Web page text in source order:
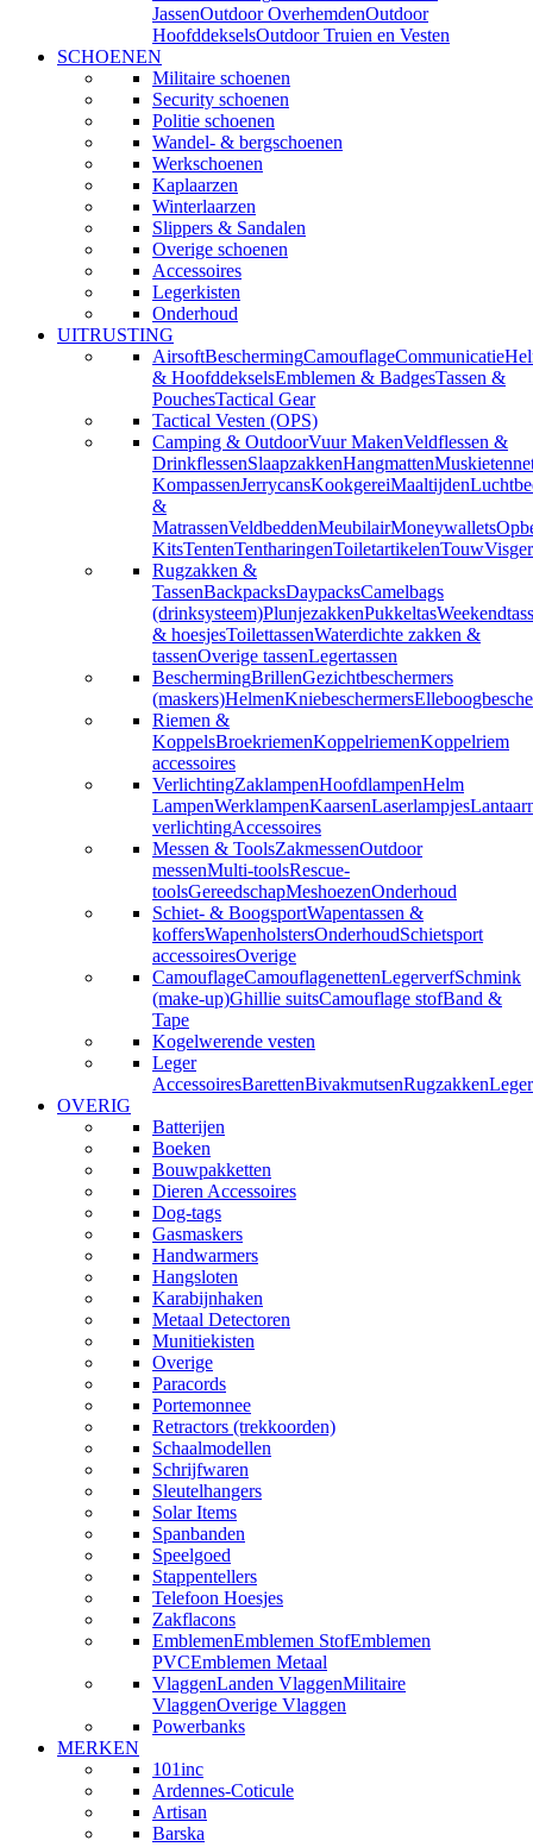
JassenOutdoor OverhemdenOutdoor
HoofddekselsOutdoor Truien en Vesten
SCHOENEN
Militaire schoenen
Security schoenen
Politie schoenen
Wandel- & bergschoenen
Werkschoenen
Kaplaarzen
Winterlaarzen
Slippers & Sandalen
Overige schoenen
Accessoires
Legerkisten
Onderhoud
UITRUSTING
AirsoftBeschermingCamouflageCommunicatie
& HoofddekselsEmblemen & BadgesTassen &
PouchesTactical Gear
Tactical Vesten (OPS)
Camping & OutdoorVuur MakenVeldflessen &
DrinkflessenSlaapzakkenHangmatten
KompassenJerrycansKookgereiMaaltijden
&
MatrassenVeldbeddenMeubilairMoneywallets
KitsTentenTentharingenToiletartikelenTouw
Rugzakken &
TassenBackpacksDaypacksCamelbags
(drinksysteem)PlunjezakkenPukkeltas
& hoesjesToilettassenWaterdichte zakken &
tassenOverige tassenLegertassen
BeschermingBrillenGezichtbeschermers
(maskers)HelmenKniebeschermers
Riemen &
KoppelsBroekriemenKoppelriemenKoppelriem
accessoires
VerlichtingZaklampenHoofdlampenHelm
LampenWerklampenKaarsenLaserlampjes
verlichtingAccessoires
Messen & ToolsZakmessenOutdoor
messenMulti-toolsRescue-
toolsGereedschapMeshoezenOnderhoud
Schiet- & BoogsportWapentassen &
koffersWapenholstersOnderhoudSchietsport
accessoiresOverige
CamouflageCamouflagenettenLegerverfSchmink
(make-up)Ghillie suitsCamouflage stofBand &
Tape
Kogelwerende vesten
Leger
AccessoiresBarettenBivakmutsenRugzakken
OVERIG
Batterijen
Boeken
Bouwpakketten
Dieren Accessoires
Dog-tags
Gasmaskers
Handwarmers
Hangsloten
Karabijnhaken
Metaal Detectoren
Munitiekisten
Overige
Paracords
Portemonnee
Retractors (trekkoorden)
Schaalmodellen
Schrijfwaren
Sleutelhangers
Solar Items
Spanbanden
Speelgoed
Stappentellers
Telefoon Hoesjes
Zakflacons
EmblemenEmblemen StofEmblemen
PVCEmblemen Metaal
VlaggenLanden VlaggenMilitaire
VlaggenOverige Vlaggen
Powerbanks
MERKEN
101inc
Ardennes-Coticule
Artisan
Barska